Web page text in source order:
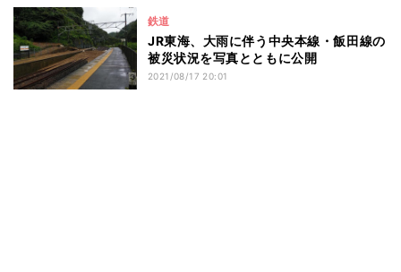
鉄道
JR東海、大雨に伴う中央本線・飯田線の
被災状況を写真とともに公開
2021/08/17 20:01